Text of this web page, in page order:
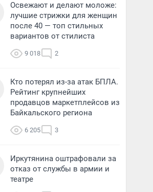
Освежают и делают моложе:
лучшие стрижки для женщин
после 40 — топ стильных
вариантов от стилиста
9 018 2
Кто потерял из-за атак БПЛА.
Рейтинг крупнейших
продавцов маркетплейсов из
Байкальского региона
6 205 3
Иркутянина оштрафовали за
отказ от службы в армии и
театре